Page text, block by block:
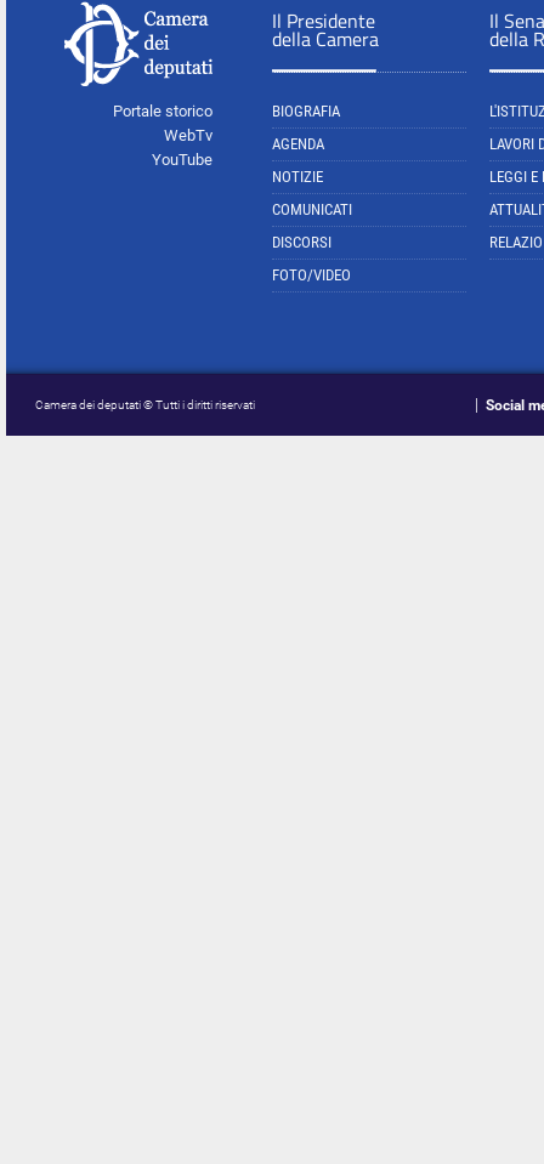
Portale storico
WebTv
YouTube
Il Presidente
della Camera
BIOGRAFIA
AGENDA
NOTIZIE
COMUNICATI
DISCORSI
FOTO/VIDEO
Il
della
LAVORI
LEGGI E
Camera dei deputati © Tutti i diritti riservati Social